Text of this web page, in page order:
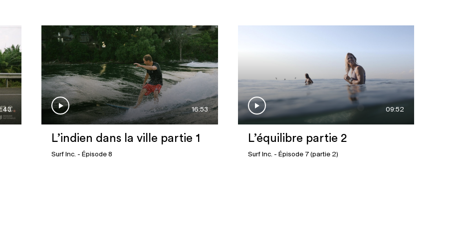
16:53
L’indien dans la ville partie 1
Surf Inc. - Épisode 8
09:52
L’équilibre partie 2
Surf Inc. - Épisode 7 (partie 2)